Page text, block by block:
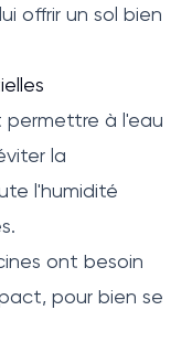
offrir un sol bien
permettre à l'eau
la
l'humidité
ont besoin
pour bien se